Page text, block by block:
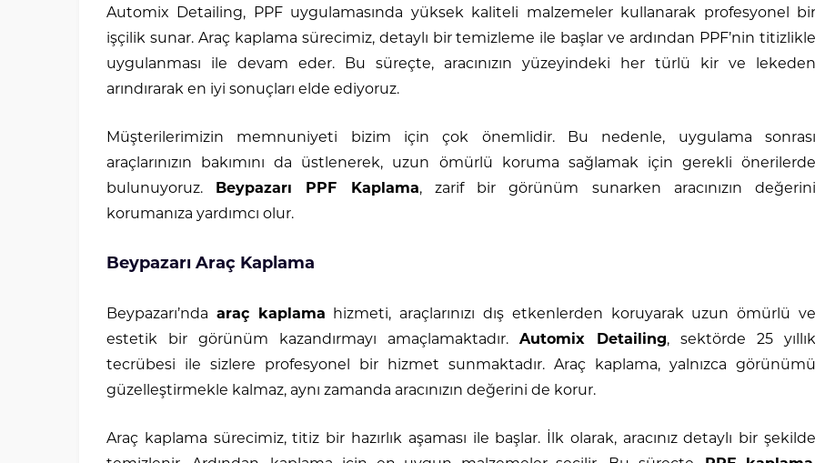
Automix Detailing, PPF uygulamasında yüksek kaliteli malzemeler kullanarak profesyonel bir
işçilik sunar. Araç kaplama sürecimiz, detaylı bir temizleme ile başlar ve ardından PPF’nin titizlikle
uygulanması ile devam eder. Bu süreçte, aracınızın yüzeyindeki her türlü kir ve lekeden
arındırarak en iyi sonuçları elde ediyoruz.
Müşterilerimizin memnuniyeti bizim için çok önemlidir. Bu nedenle, uygulama sonrası
araçlarınızın bakımını da üstlenerek, uzun ömürlü koruma sağlamak için gerekli önerilerde
bulunuyoruz.
Beypazarı PPF Kaplama, zarif bir görünüm sunarken aracınızın değerini
korumanıza yardımcı olur.
Beypazarı Araç Kaplama
Beypazarı’nda araç kaplama hizmeti, araçlarınızı dış etkenlerden koruyarak uzun ömürlü ve
estetik bir görünüm kazandırmayı amaçlamaktadır. Automix Detailing, sektörde 25 yıllık
tecrübesi ile sizlere profesyonel bir hizmet sunmaktadır. Araç kaplama, yalnızca görünümü
güzelleştirmekle kalmaz, aynı zamanda aracınızın değerini de korur.
Araç kaplama sürecimiz, titiz bir hazırlık aşaması ile başlar. İlk olarak, aracınız detaylı bir şekilde